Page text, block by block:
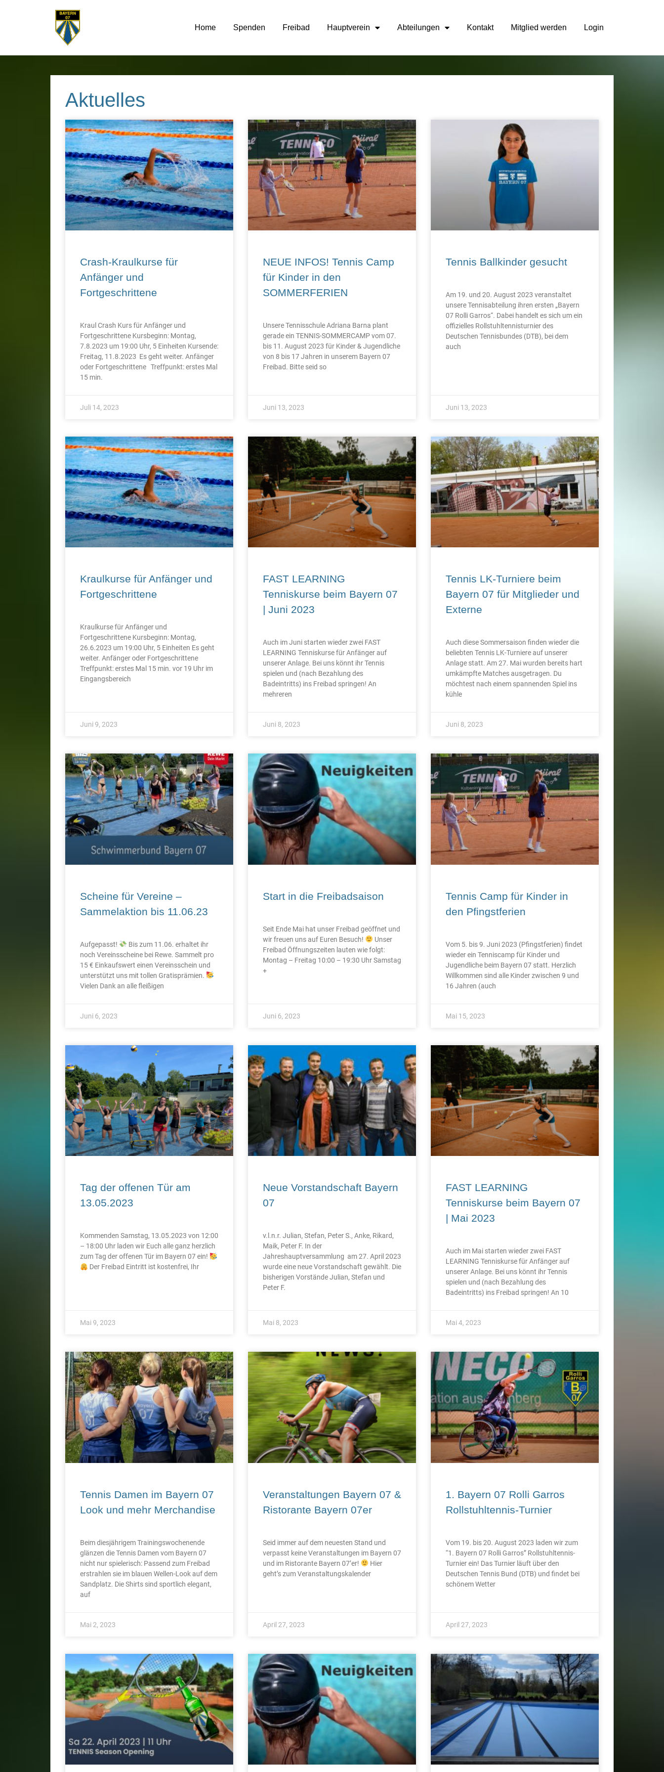
Home Spenden Freibad Hauptverein Abteilungen Kontakt Mitglied werden Login
Aktuelles
Crash-Kraulkurse für
Anfänger und
Fortgeschrittene
Kraul Crash Kurs für Anfänger und
Fortgeschrittene Kursbeginn: Montag,
7.8.2023 um 19:00 Uhr, 5 Einheiten Kursende:
Freitag, 11.8.2023 Es geht weiter. Anfänger
oder Fortgeschrittene Treffpunkt: erstes Mal
15 min.
Juli 14, 2023
NEUE INFOS! Tennis Camp
für Kinder in den
SOMMERFERIEN
Unsere Tennisschule Adriana Barna plant
gerade ein TENNIS-SOMMERCAMP vom 07.
bis 11. August 2023 für Kinder & Jugendliche
von 8 bis 17 Jahren in unserem Bayern 07
Freibad. Bitte seid so
Juni 13, 2023
Tennis Ballkinder gesucht
Am 19. und 20. August 2023 veranstaltet
unsere Tennisabteilung ihren ersten „Bayern
07 Rolli Garros“. Dabei handelt es sich um ein
offizielles Rollstuhltennisturnier des
Deutschen Tennisbundes (DTB), bei dem
auch
Juni 13, 2023
Kraulkurse für Anfänger und
Fortgeschrittene
Kraulkurse für Anfänger und
Fortgeschrittene Kursbeginn: Montag,
26.6.2023 um 19:00 Uhr, 5 Einheiten Es geht
weiter. Anfänger oder Fortgeschrittene
Treffpunkt: erstes Mal 15 min. vor 19 Uhr im
Eingangsbereich
Juni 9, 2023
FAST LEARNING
Tenniskurse beim Bayern 07
| Juni 2023
Auch im Juni starten wieder zwei FAST
LEARNING Tenniskurse für Anfänger auf
unserer Anlage. Bei uns könnt ihr Tennis
spielen und (nach Bezahlung des
Badeintritts) ins Freibad springen! An
mehreren
Juni 8, 2023
Tennis LK-Turniere beim
Bayern 07 für Mitglieder und
Externe
Auch diese Sommersaison finden wieder die
beliebten Tennis LK-Turniere auf unserer
Anlage statt. Am 27. Mai wurden bereits hart
umkämpfte Matches ausgetragen. Du
möchtest nach einem spannenden Spiel ins
kühle
Juni 8, 2023
Scheine für Vereine –
Sammelaktion bis 11.06.23
Aufgepasst!
Bis zum 11.06. erhaltet ihr
noch Vereinsscheine bei Rewe. Sammelt pro
15 € Einkaufswert einen Vereinsschein und
unterstützt uns mit tollen Gratisprämien.
Vielen Dank an alle fleißigen
Juni 6, 2023
Start in die Freibadsaison
Seit Ende Mai hat unser Freibad geöffnet und
wir freuen uns auf Euren Besuch!
Unser
Freibad Öffnungszeiten lauten wie folgt:
Montag – Freitag 10:00 – 19:30 Uhr Samstag
+
Juni 6, 2023
Tennis Camp für Kinder in
den Pfingstferien
Vom 5. bis 9. Juni 2023 (Pfingstferien) findet
wieder ein Tenniscamp für Kinder und
Jugendliche beim Bayern 07 statt. Herzlich
Willkommen sind alle Kinder zwischen 9 und
16 Jahren (auch
Mai 15, 2023
Tag der offenen Tür am
13.05.2023
Kommenden Samstag, 13.05.2023 von 12:00
– 18:00 Uhr laden wir Euch alle ganz herzlich
zum Tag der offenen Tür im Bayern 07 ein!
Der Freibad Eintritt ist kostenfrei, Ihr
Mai 9, 2023
Neue Vorstandschaft Bayern
07
v.l.n.r. Julian, Stefan, Peter S., Anke, Rikard,
Maik, Peter F. In der
Jahreshauptversammlung am 27. April 2023
wurde eine neue Vorstandschaft gewählt. Die
bisherigen Vorstände Julian, Stefan und
Peter F.
Mai 8, 2023
FAST LEARNING
Tenniskurse beim Bayern 07
| Mai 2023
Auch im Mai starten wieder zwei FAST
LEARNING Tenniskurse für Anfänger auf
unserer Anlage. Bei uns könnt ihr Tennis
spielen und (nach Bezahlung des
Badeintritts) ins Freibad springen! An 10
Mai 4, 2023
Tennis Damen im Bayern 07
Look und mehr Merchandise
Beim diesjährigem Trainingswochenende
glänzen die Tennis Damen vom Bayern 07
nicht nur spielerisch: Passend zum Freibad
erstrahlen sie im blauen Wellen-Look auf dem
Sandplatz. Die Shirts sind sportlich elegant,
auf
Mai 2, 2023
Veranstaltungen Bayern 07 &
Ristorante Bayern 07er
Seid immer auf dem neuesten Stand und
verpasst keine Veranstaltungen im Bayern 07
und im Ristorante Bayern 07’er!
Hier
geht’s zum Veranstaltungskalender
April 27, 2023
1. Bayern 07 Rolli Garros
Rollstuhltennis-Turnier
Vom 19. bis 20. August 2023 laden wir zum
“1. Bayern 07 Rolli Garros” Rollstuhltennis-
Turnier ein! Das Turnier läuft über den
Deutschen Tennis Bund (DTB) und findet bei
schönem Wetter
April 27, 2023